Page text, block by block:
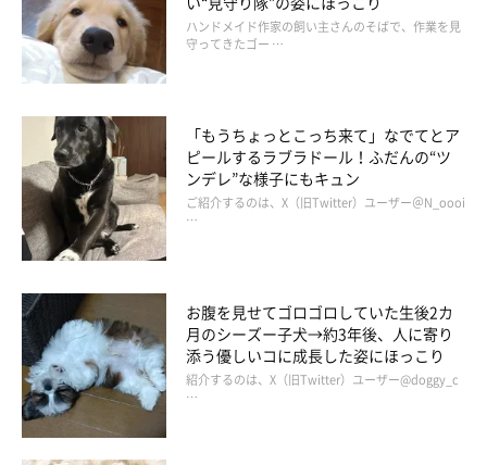
ハンドメイド作家の飼い主さんのそばで、作業を見
守ってきたゴー …
「もうちょっとこっち来て」なでてとア
ピールするラブラドール！ふだんの“ツ
ンデレ”な様子にもキュン
ご紹介するのは、X（旧Twitter）ユーザー＠N_oooi
…
お腹を見せてゴロゴロしていた生後2カ
月のシーズー子犬→約3年後、人に寄り
添う優しいコに成長した姿にほっこり
紹介するのは、X（旧Twitter）ユーザー@doggy_c
…